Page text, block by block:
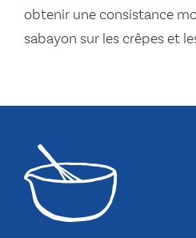
obtenir une consistance
sabayon sur les crêpes et